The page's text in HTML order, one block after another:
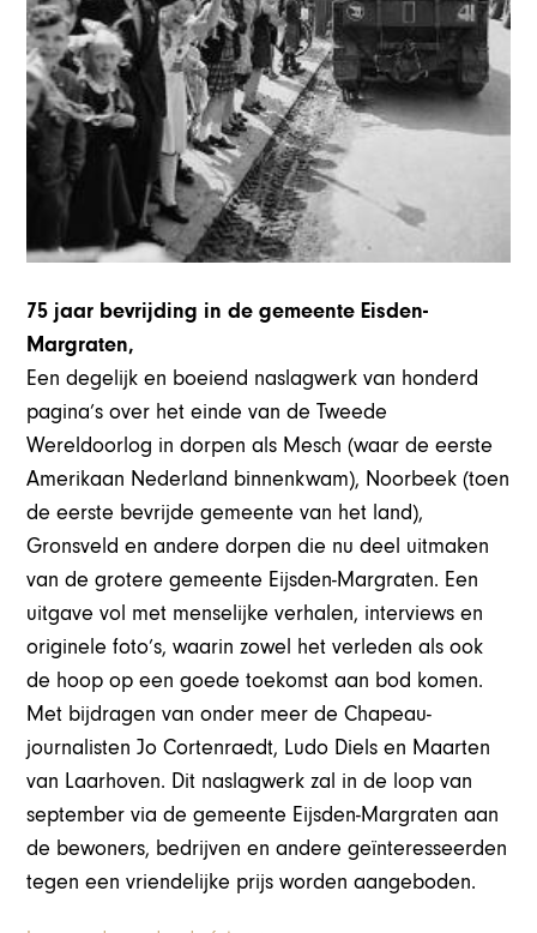
75 jaar bevrijding in de gemeente Eisden-
Margraten,
Een degelijk en boeiend naslagwerk van honderd
pagina’s over het einde van de Tweede
Wereldoorlog in dorpen als Mesch (waar de eerste
Amerikaan Nederland binnenkwam), Noorbeek (toen
de eerste bevrijde gemeente van het land),
Gronsveld en andere dorpen die nu deel uitmaken
van de grotere gemeente Eijsden-Margraten. Een
uitgave vol met menselijke verhalen, interviews en
originele foto’s, waarin zowel het verleden als ook
de hoop op een goede toekomst aan bod komen.
Met bijdragen van onder meer de Chapeau-
journalisten Jo Cortenraedt, Ludo Diels en Maarten
van Laarhoven. Dit naslagwerk zal in de loop van
september via de gemeente Eijsden-Margraten aan
de bewoners, bedrijven en andere geïnteresseerden
tegen een vriendelijke prijs worden aangeboden.